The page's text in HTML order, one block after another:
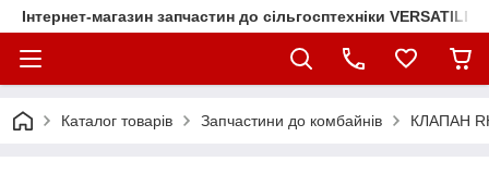
Інтернет-магазин запчастин до сільгосптехніки VERSATILE
Каталог товарів Запчастини до комбайнів КЛАПАН